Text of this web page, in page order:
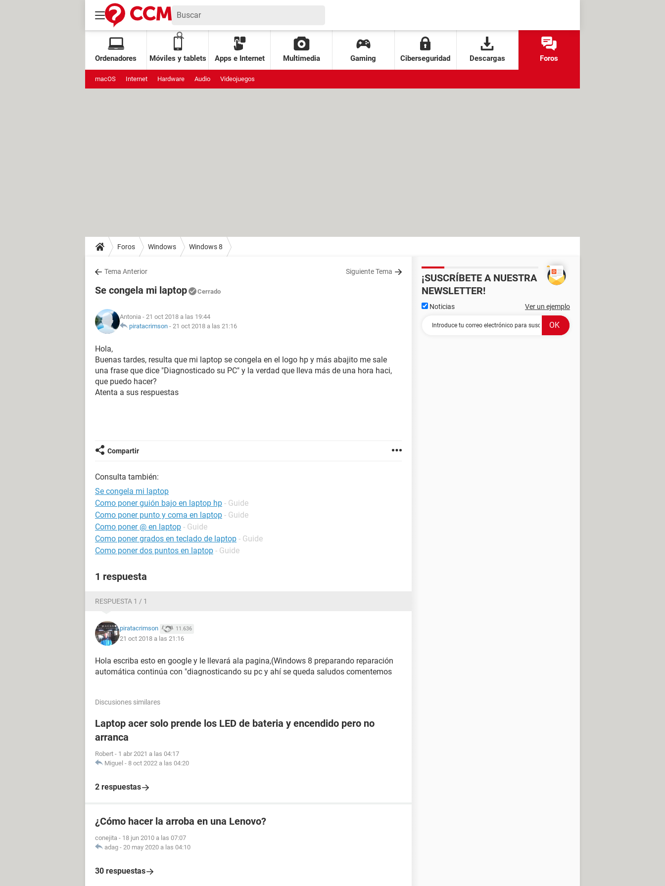
Ordenadores Móviles y tablets Apps e Internet Multimedia Gaming Ciberseguridad Descargas Foros
macOS Internet Hardware Audio Videojuegos
Foros Windows Windows 8
Tema Anterior Siguiente Tema
Se congela mi laptop Cerrado
Antonia - 21 oct 2018 a las 19:44
piratacrimson - 21 oct 2018 a las 21:16
Hola,
Buenas tardes, resulta que mi laptop se congela en el logo hp y más abajito me sale
una frase que dice "Diagnosticado su PC" y la verdad que lleva más de una hora haci,
que puedo hacer?
Atenta a sus respuestas
Compartir
Consulta también:
Se congela mi laptop
Como poner guión bajo en laptop hp - Guide
Como poner punto y coma en laptop - Guide
Como poner @ en laptop - Guide
Como poner grados en teclado de laptop - Guide
Como poner dos puntos en laptop - Guide
1 respuesta
RESPUESTA 1 / 1
piratacrimson 11.636
21 oct 2018 a las 21:16
Hola escriba esto en google y le llevará ala pagina,(Windows 8 preparando reparación
automática continúa con "diagnosticando su pc y ahí se queda saludos comentemos
Discusiones similares
Laptop acer solo prende los LED de bateria y encendido pero no
arranca
Robert - 1 abr 2021 a las 04:17
Miguel - 8 oct 2022 a las 04:20
2 respuestas
¿Cómo hacer la arroba en una Lenovo?
conejita - 18 jun 2010 a las 07:07
adag - 20 may 2020 a las 04:10
30 respuestas
¡SUSCRÍBETE A NUESTRA
NEWSLETTER!
Noticias Ver un ejemplo